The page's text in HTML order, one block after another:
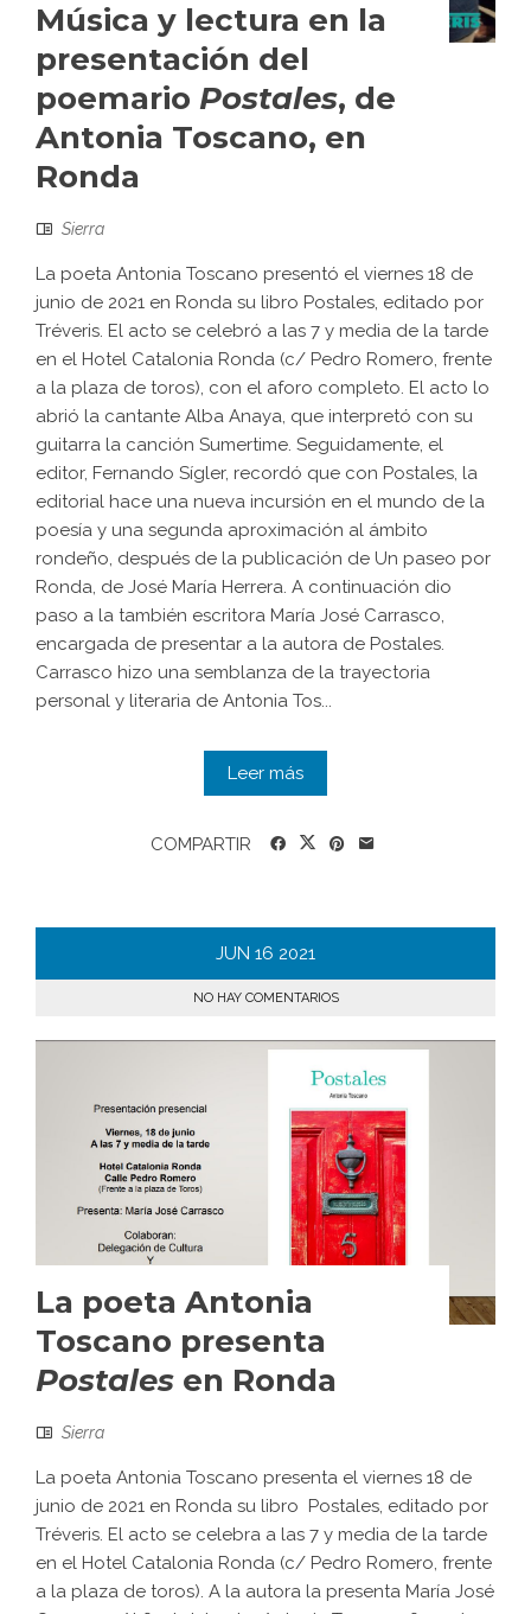
Música y lectura en la
presentación del
poemario Postales, de
Antonia Toscano, en
Ronda
Sierra
La poeta Antonia Toscano presentó el viernes 18 de
junio de 2021 en Ronda su libro Postales, editado por
Tréveris. El acto se celebró a las 7 y media de la tarde
en el Hotel Catalonia Ronda (c/ Pedro Romero, frente
a la plaza de toros), con el aforo completo. El acto lo
abrió la cantante Alba Anaya, que interpretó con su
guitarra la canción Sumertime. Seguidamente, el
editor, Fernando Sígler, recordó que con Postales, la
editorial hace una nueva incursión en el mundo de la
poesía y una segunda aproximación al ámbito
rondeño, después de la publicación de Un paseo por
Ronda, de José María Herrera. A continuación dio
paso a la también escritora María José Carrasco,
encargada de presentar a la autora de Postales.
Carrasco hizo una semblanza de la trayectoria
personal y literaria de Antonia Tos...
Leer más
COMPARTIR
JUN 16 2021
NO HAY COMENTARIOS
La poeta Antonia
Toscano presenta
Postales en Ronda
Sierra
La poeta Antonia Toscano presenta el viernes 18 de
junio de 2021 en Ronda su libro Postales, editado por
Tréveris. El acto se celebra a las 7 y media de la tarde
en el Hotel Catalonia Ronda (c/ Pedro Romero, frente
a la plaza de toros). A la autora la presenta María José